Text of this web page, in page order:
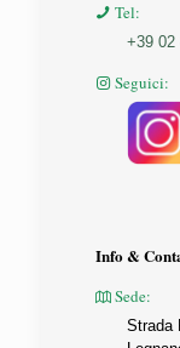
Tel:
+39 02
Seguici:
Info &
Sede:
Strada